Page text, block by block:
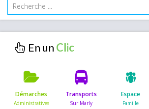
En un
Démarches Transports Espace